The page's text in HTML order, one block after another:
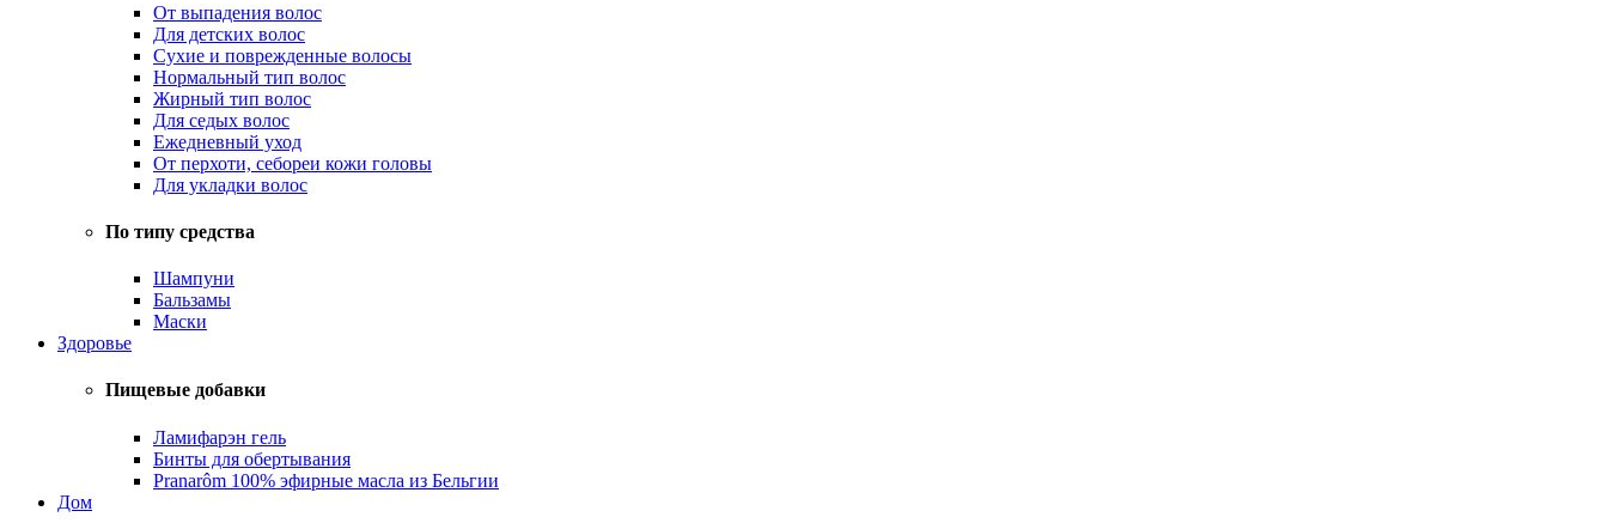
От выпадения волос
Для детских волос
Сухие и поврежденные волосы
Нормальный тип волос
Жирный тип волос
Для седых волос
Ежедневный уход
От перхоти, себореи кожи головы
Для укладки волос
По типу средства
Шампуни
Бальзамы
Маски
Здоровье
Пищевые добавки
Ламифарэн гель
Бинты для обертывания
Pranarôm 100% эфирные масла из Бельгии
Дом